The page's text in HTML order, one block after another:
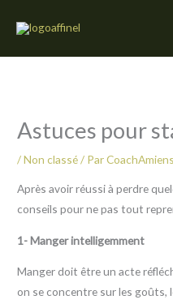
Astuces pour
/Non classé/ ParCoachAmiens
Après avoir réussi à perdre
conseils pour ne pas tout
1- Manger intelligemment
Manger doit être un acte
on se concentre sur les